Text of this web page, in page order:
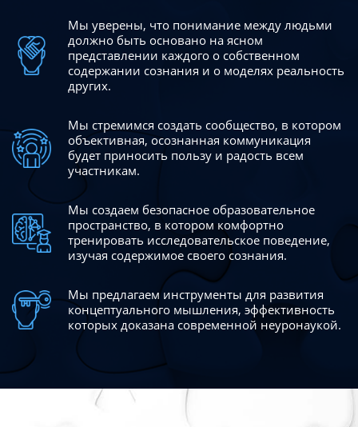
Мы уверены, что понимание между людьми
должно быть основано на ясном
представлении каждого о собственном
содержании сознания и о моделях реальность
других.
Мы стремимся создать сообщество, в котором
объективная, осознанная коммуникация
будет приносить пользу и радость всем
участникам.
Мы создаем безопасное образовательное
пространство, в котором комфортно
тренировать исследовательское поведение,
изучая содержимое своего сознания.
Мы предлагаем инструменты для развития
концептуального мышления, эффективность
которых доказана современной неуронаукой.